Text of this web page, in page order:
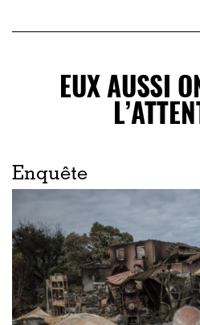
EUX AUSSI
Enquête